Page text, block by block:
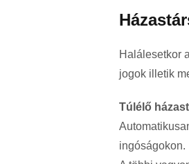
Halálesetkor
jogok illetik
Túlélő
ingóságokon.